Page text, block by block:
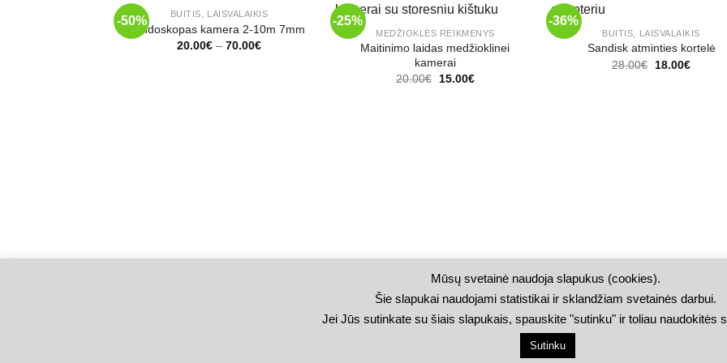
-50% BUITIS, LAISVALAIKIS
Endoskopas kamera 2-10m 7mm
20.00€ – 70.00€Price
-25%
+
MEDŽIOKLĖS REIKMENYS
Maitinimo laidas medžioklinei
kamerai
20.00€
Original
15.00€Current
-36%
+
BUITIS, LAISVALAIKIS
Sandisk atminties kortelė
28.00€ Original
18.00€Current
KONTAKTAI APMOKĖJIMAS IR PRISTATYMAS PIRKIMO TAISYKLĖS PRIVATUMO
Copyright 2026 © Visos teisės saugomos. Puslapio turinį kopijuoti griežtai
Mūsų svetainė naudoja slapukus (cookies).
Šie slapukai naudojami statistikai ir sklandžiam svetainės darbui.
Jei Jūs sutinkate su šiais slapukais, spauskite "sutinku" ir toliau naudokitės
Sutinku